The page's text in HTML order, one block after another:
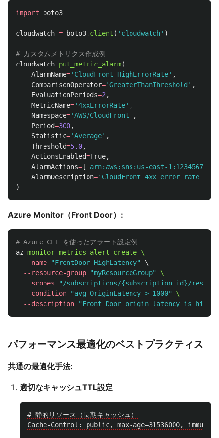
import boto3
cloudwatch = boto3. client ( ' cloudwatch' )
cloudwatch. put_metric_alarm(
AlarmName=' CloudFront-HighErrorRate' ,
ComparisonOperator='GreaterThanThreshold ' ,
EvaluationPeriods=2 ,
MetricName='4xxErrorRate' ,
Namespace='AWS/CloudFront ' ,
Period=300,
Statistic='Average' ,
Threshold=5.0,
ActionsEnabled=True,
AlarmActions= [ ' arn:aws:sns:us-east-
AlarmDescription=' CloudFront 4xx error rate is
)
Azure Monitor（Front Door）:
# Azure CLI を使ったアラート設定例
az monitor metrics alert create \
--name
"FrontDoor-HighLatency"
\
--resource-group
"myResourceGroup"
\
--scopes
"/subscriptions/{subscription-id}/
--condition
"avg OriginLatency > 1000"
\
--description
"Front Door origin latency is high"
パフォーマンス最適化のベストプラクティス
共通の最適化手法:
適切なキャッシュTTL設定
# 静的リソース（長期キャッシュ）
Cache-Control: public, max-age=31536000,